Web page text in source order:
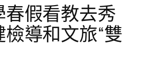
假看教去秀
導和文旅“雙